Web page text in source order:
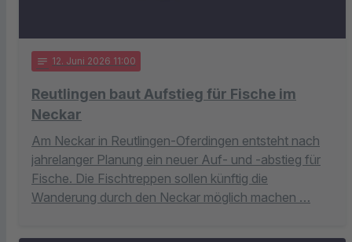
notes 12. Juni 2026 11:00
Reutlingen baut Aufstieg für Fische im
Neckar
Am Neckar in Reutlingen-Oferdingen entsteht nach
jahrelanger Planung ein neuer Auf- und -abstieg für
Fische. Die Fischtreppen sollen künftig die
Wanderung durch den Neckar möglich machen …